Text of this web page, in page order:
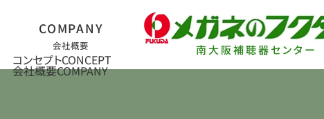
南大阪補聴器センター
会社概要
コンセプト
会社概要